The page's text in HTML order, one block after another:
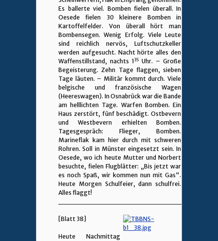
Es ballerte viel. Bomben fielen überall. In
Oesede fielen 30 kleinere Bomben in
Kartoffelfelder. Von überall hört man
Bombensegen. Wenig Erfolg. Viele Leute
sind reichlich nervös, Luftschutzkeller
werden aufgesucht. Nacht hörte alles den
Waffenstillstand, nachts 135 Uhr. – Große
Begeisterung. Zehn Tage flaggen, sieben
Tage läuten. – Militär kommt durch. Viele
belgische und französische Wagen
(Heereswagen). In Osnabrück war die Bande
am helllichten Tage. Warfen Bomben. Ein
Haus zerstört, fünf beschädigt. Ostbevern
und Westbevern erhielten Bomben.
Tagesgespräch: Flieger, Bomben.
Marineflak kam hier durch mit schweren
Rohren. Soll in Münster eingesetzt sein. In
Oesede, wo ich heute Mutter und Norbert
besuchte, fielen Flugblätter: „Bis jetzt war
es noch Spaß, wir kommen nun mit Gas".
Heute Morgen Schulfeier, dann schulfrei.
Alles flaggt!
[Blatt 38]
Heute Nachmittag